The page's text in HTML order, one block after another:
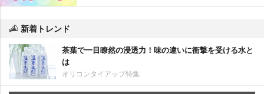
新着トレンド
茶葉で一目瞭然の浸透力！味の違いに衝撃を受ける水と
は
オリコンタイアップ特集